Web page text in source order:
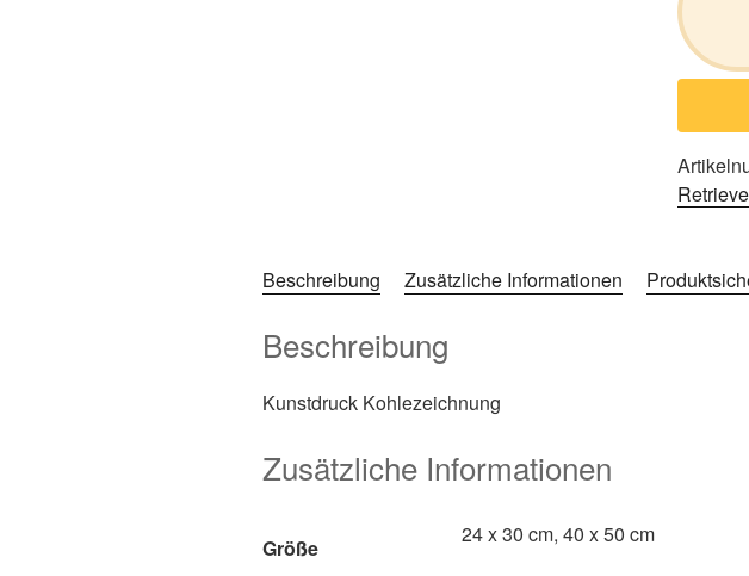
Beschreibung Zusätzliche Informationen
Beschreibung
Kunstdruck Kohlezeichnung
Zusätzliche Informationen
Größe
24 x 30 cm, 40 x 50 cm